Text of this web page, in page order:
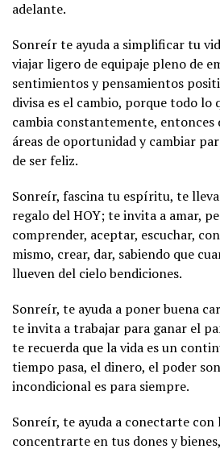
adelante.
Sonreír te ayuda a simplificar tu
viajar ligero de equipaje pleno de
sentimientos y pensamientos
divisa es el cambio, porque todo lo
cambia constantemente, entonces
áreas de oportunidad y cambiar
de ser feliz.
Sonreír, fascina tu espíritu, te
regalo del HOY; te invita a amar,
comprender, aceptar, escuchar,
mismo, crear, dar, sabiendo que
llueven del cielo bendiciones.
Sonreír, te ayuda a poner buena
te invita a trabajar para ganar el
te recuerda que la vida es un
tiempo pasa, el dinero, el poder
incondicional es para siempre.
Sonreír, te ayuda a conectarte con
concentrarte en tus dones y